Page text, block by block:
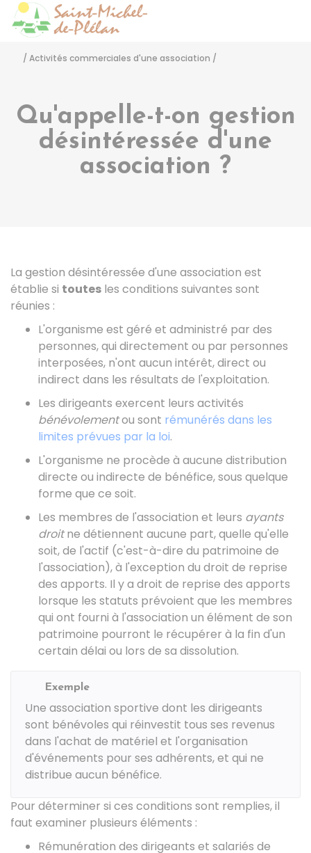
/ Activités commerciales d'une association /
Qu'appelle-t-on gestion
désintéressée d'une
association ?
La gestion désintéressée d'une association est
établie si toutes les conditions suivantes sont
réunies :
L'organisme est géré et administré par des
personnes, qui directement ou par personnes
interposées, n'ont aucun intérêt, direct ou
indirect dans les résultats de l'exploitation.
Les dirigeants exercent leurs activités
bénévolementou sont rémunérés dans les
limites prévues par la loi.
L'organisme ne procède à aucune distribution
directe ou indirecte de bénéfice, sous quelque
forme que ce soit.
Les membres de l'association et leurs ayants
droitne détiennent aucune part, quelle qu'elle
soit, de l'actif (c'est-à-dire du patrimoine de
l'association), à l'exception du droit de reprise
des apports. Il y a droit de reprise des apports
lorsque les statuts prévoient que les membres
qui ont fourni à l'association un élément de son
patrimoine pourront le récupérer à la fin d'un
certain délai ou lors de sa dissolution.
Exemple
Une association sportive dont les dirigeants
sont bénévoles qui réinvestit tous ses revenus
dans l'achat de matériel et l'organisation
d'événements pour ses adhérents, et qui ne
distribue aucun bénéfice.
Pour déterminer si ces conditions sont remplies, il
faut examiner plusieurs éléments :
Rémunération des dirigeants et salariés de